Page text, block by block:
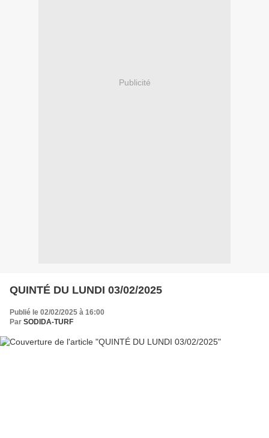
Publicité
QUINTÉ DU LUNDI 03/02/2025
Publié le 02/02/2025 à 16:00
Par SODIDA-TURF